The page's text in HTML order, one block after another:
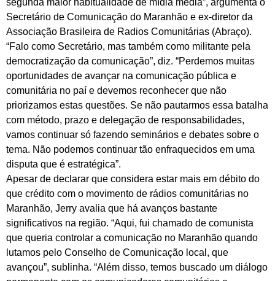
segunda maior habitualidade de mídia média”, argumenta o
Secretário de Comunicação do Maranhão e ex-diretor da
Associação Brasileira de Radios Comunitárias (Abraço).
“Falo como Secretário, mas também como militante pela
democratização da comunicação”, diz. “Perdemos muitas
oportunidades de avançar na comunicação pública e
comunitária no paí e devemos reconhecer que não
priorizamos estas questões. Se não pautarmos essa batalha
com método, prazo e delegação de responsabilidades,
vamos continuar só fazendo seminários e debates sobre o
tema. Não podemos continuar tão enfraquecidos em uma
disputa que é estratégica”.
Apesar de declarar que considera estar mais em débito do
que crédito com o movimento de rádios comunitárias no
Maranhão, Jerry avalia que há avanços bastante
significativos na região. “Aqui, fui chamado de comunista
que queria controlar a comunicação no Maranhão quando
lutamos pelo Conselho de Comunicação local, que
avançou”, sublinha. “Além disso, temos buscado um diálogo